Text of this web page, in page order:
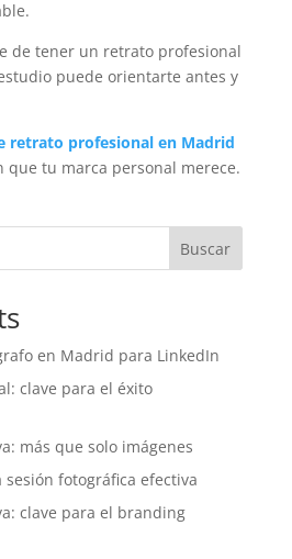
de tener un retrato profesional
puede orientarte antes y
retrato profesional en Madrid
que tu marca personal merece.
Buscar
en Madrid para LinkedIn
clave para el éxito
más que solo imágenes
fotográfica efectiva
clave para el branding